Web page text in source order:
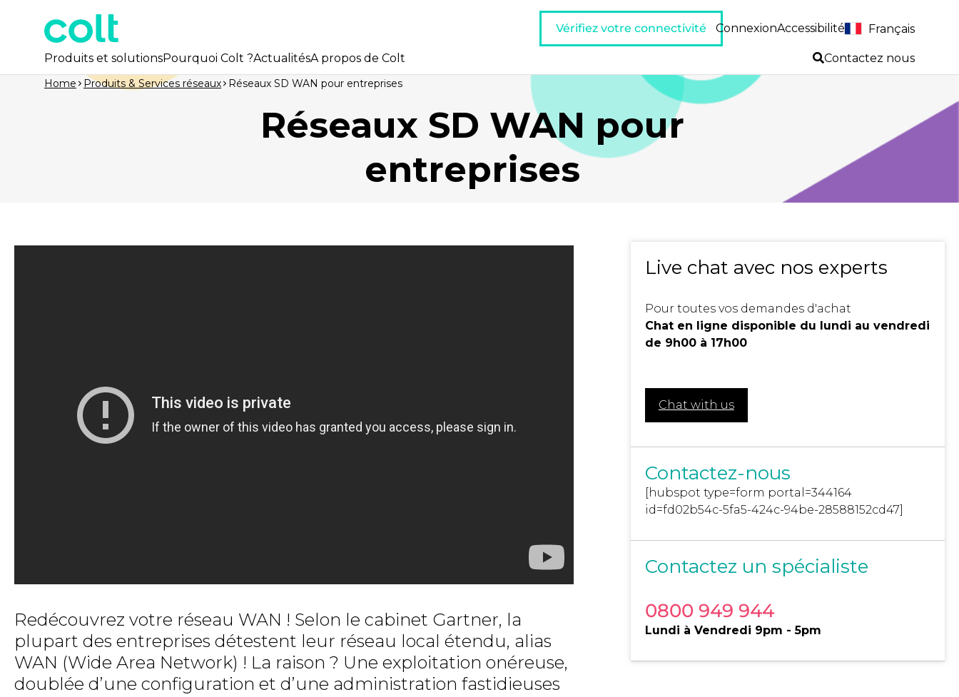
Produits et solutionsPourquoi Colt ?ActualitésA propos de Colt
Vérifiez votre connectivité ConnexionAccessibilité Français
Contactez nous
Réseaux SD WAN pour
entreprises
Home Produits & Services réseaux Réseaux SD WAN pour entreprises
Redécouvrez votre réseau WAN ! Selon le cabinet Gartner, la
plupart des entreprises détestent leur réseau local étendu, alias
WAN (Wide Area Network) ! La raison ? Une exploitation onéreuse,
doublée d’une configuration et d’une administration fastidieuses
Live chat avec nos experts
Pour toutes vos demandes d'achat
Chat en ligne disponible du lundi au vendredi
de 9h00 à 17h00
Chat with us
Contactez-nous
[hubspot type=form portal=344164
id=fd02b54c-5fa5-424c-94be-28588152cd47]
Contactez un spécialiste
0800 949 944
Lundi à Vendredi 9pm - 5pm